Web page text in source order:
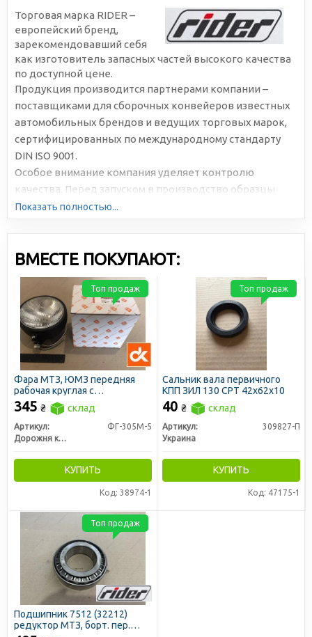
Торговая марка RIDER –
европейский бренд,
зарекомендовавший себя
как изготовитель запасных частей высокого качества
по доступной цене.
Продукция производится партнерами компании –
поставщиками для сборочных конвейеров известных
автомобильных брендов и ведущих торговых марок,
сертифицированных по международному стандарту
DIN ISO 9001.
Особое внимание компания уделяет контролю
качества. Перед запуском в производство образцы
подвергаются многократному и всестороннему
Показать полностью...
ВМЕСТЕ ПОКУПАЮТ:
Фара МТЗ, ЮМЗ передняя
рабочая круглая с
галогеновой лампой H4 в
метал. корпусе
(отражатель127мм) (ДК)
345 ₴ склад
Артикул:
ФГ-305М-5
Дорожня карта
КУПИТЬ
Код: 38974-1
Топ продаж
Сальник вала первичного
КПП ЗИЛ 130 СРТ 42х62х10
40 ₴ склад
Артикул:
309827-П
Украина
КУПИТЬ
Код: 47175-1
Топ продаж
Подшипник 7512 (32212)
редуктор МТЗ, борт. пер.
Топ продаж